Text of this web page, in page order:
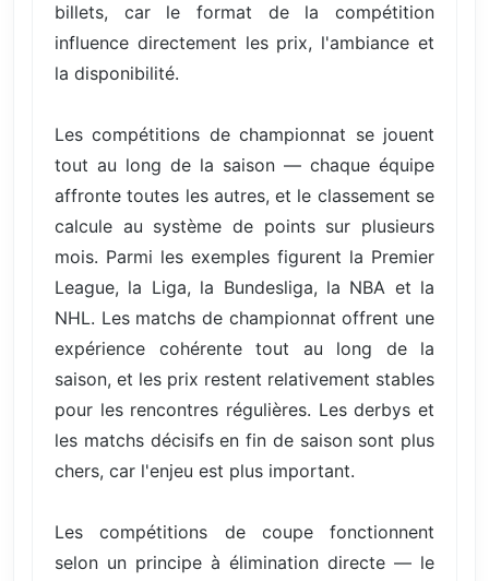
billets, car le format de la compétition
influence directement les prix, l'ambiance et
la disponibilité.
Les compétitions de championnat se jouent
tout au long de la saison — chaque équipe
affronte toutes les autres, et le classement se
calcule au système de points sur plusieurs
mois. Parmi les exemples figurent la Premier
League, la Liga, la Bundesliga, la NBA et la
NHL. Les matchs de championnat offrent une
expérience cohérente tout au long de la
saison, et les prix restent relativement stables
pour les rencontres régulières. Les derbys et
les matchs décisifs en fin de saison sont plus
chers, car l'enjeu est plus important.
Les compétitions de coupe fonctionnent
selon un principe à élimination directe — le